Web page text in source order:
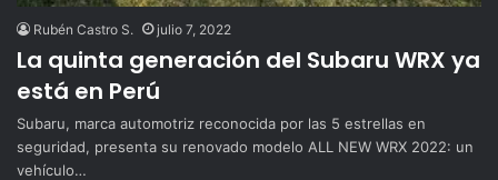
Rubén Castro S. julio 7, 2022
La quinta generación del Subaru WRX ya
está en Perú
Subaru, marca automotriz reconocida por las 5 estrellas en
seguridad, presenta su renovado modelo ALL NEW WRX 2022: un
vehículo…